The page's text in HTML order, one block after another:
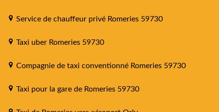
Service de chauffeur privé Romeries 59730
Taxi uber Romeries 59730
Compagnie de taxi conventionné Romeries 59730
Taxi pour la gare de Romeries 59730